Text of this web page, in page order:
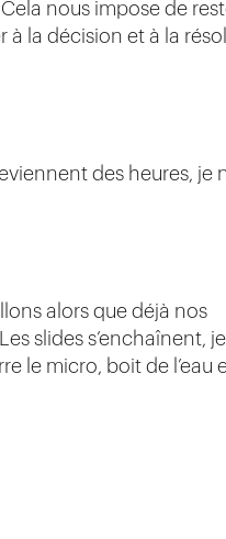
nous impose de
à la décision et à la
des heures, je
alors que déjà nos
slides s’enchaînent,
le micro, boit de l’eau